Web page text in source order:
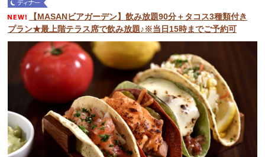
【MASANビアガーデン】飲み放題90分＋タコス3種類付き
プラン★最上階テラス席で飲み放題♪※当日15時までご予約可